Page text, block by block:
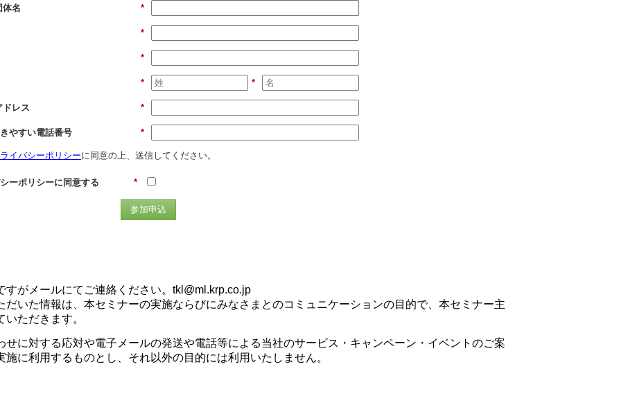
*
体名
*
*
* *
*
ドレス
*
やすい電話番号
イバシーポリシーに同意の上、送信してください。
*
ーポリシーに同意する
参加申込
がメールにてご連絡ください。 tkl@ml.krp.co.jp
だいた情報は、本セミナーの実施ならびにみなさまとのコミュニケーションの目的で、本セミナー主
ただきます。
せに対する応対や電子メールの発送や電話等による当社のサービス・キャンペーン・イベントのご案
に利用するものとし、それ以外の目的には利用いたしません。